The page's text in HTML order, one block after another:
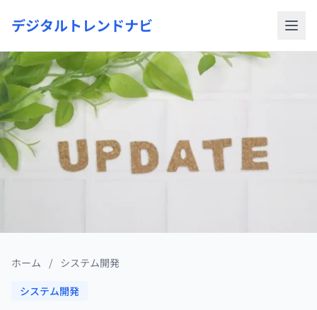
デジタルトレンドナビ
ホーム / システム開発
システム開発